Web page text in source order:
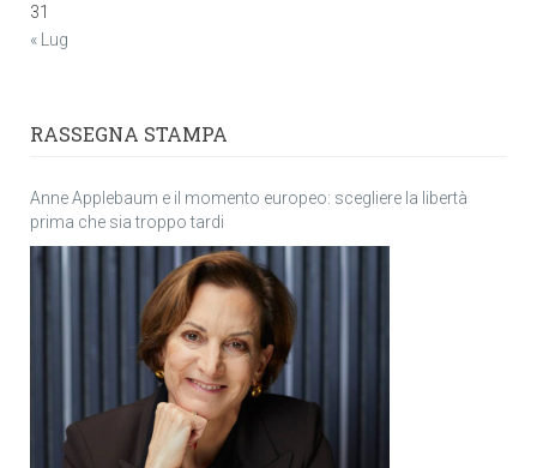
31
« Lug
RASSEGNA STAMPA
Anne Applebaum e il momento europeo: scegliere la libertà
prima che sia troppo tardi